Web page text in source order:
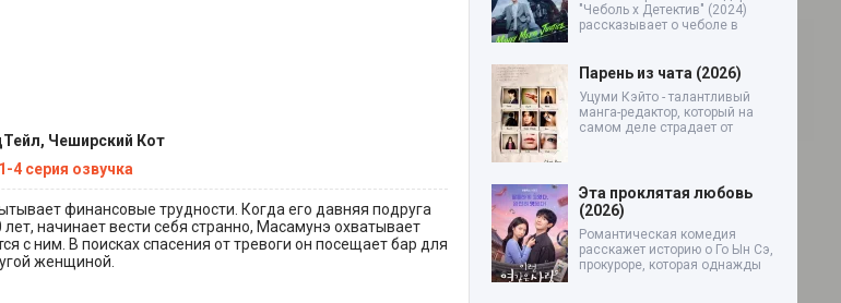
Чеширский Кот
4 серия озвучка
финансовые трудности. Когда его давняя подруга
начинает вести себя странно, Масамунэ охватывает
с ним. В поисках спасения от тревоги он посещает бар для
женщиной.
"Чеболь x Детектив" (2024)
рассказывает о чеболе в
Парень из чата (2026)
Уцуми Кэйто - талантливый
манга-редактор, который на
самом деле страдает от
Эта проклятая любовь
(2026)
Романтическая комедия
расскажет историю о Го Ын Сэ,
прокуроре, которая однажды